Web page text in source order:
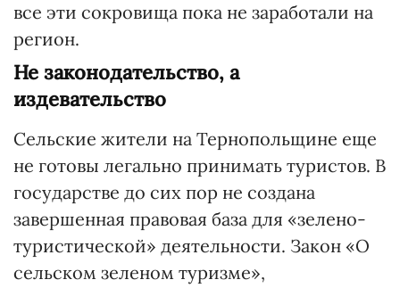
все эти сокровища пока не заработали на
регион.
Не законодательство, а
издевательство
Сельские жители на Тернопольщине еще
не готовы легально принимать туристов. В
государстве до сих пор не создана
завершенная правовая база для «зелено-
туристической» деятельности. Закон «О
сельском зеленом туризме»,